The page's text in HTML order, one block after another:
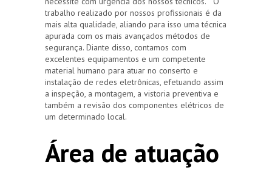
trabalho realizado por nossos profissionais é da
mais alta qualidade, aliando para isso uma técnica
apurada com os mais avançados métodos de
segurança. Diante disso, contamos com
excelentes equipamentos e um competente
material humano para atuar no conserto e
instalação de redes eletrônicas, efetuando assim
a inspeção, a montagem, a vistoria preventiva e
também a revisão dos componentes elétricos de
um determinado local.
Área de atuação